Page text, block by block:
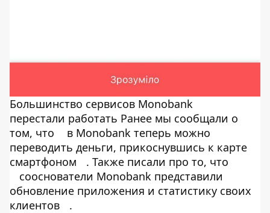
Большинство сервисов Monobank
перестали работать Ранее мы сообщали о
том, что
в Monobank теперь можно
переводить деньги, прикоснувшись к карте
смартфоном
. Также писали про то, что
сооснователи Monobank представили
обновление приложения и статистику своих
клиентов
.